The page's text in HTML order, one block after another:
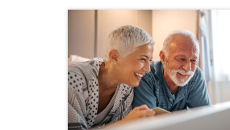
CHRONIQUE